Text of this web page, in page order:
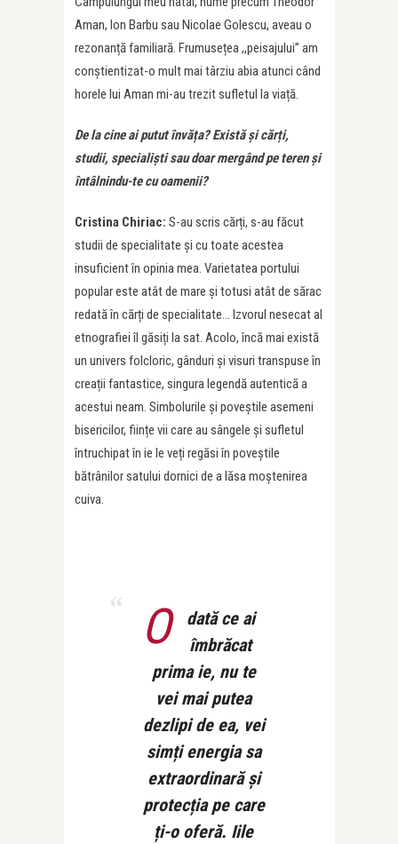
Aman, Ion Barbu sau Nicolae Golescu, aveau o
rezonanță familiară. Frumusețea ,,peisajului” am
conștientizat-o mult mai târziu abia atunci când
horele lui Aman mi-au trezit sufletul la viață.
De la cine ai putut învăța? Există și cărți,
studii, specialiști sau doar mergând pe teren și
întâlnindu-te cu oamenii?
Cristina Chiriac: S-au scris cărți, s-au făcut
studii de specialitate și cu toate acestea
insuficient în opinia mea. Varietatea portului
popular este atât de mare și totusi atât de sărac
redată în cărți de specialitate… Izvorul nesecat al
etnografiei îl găsiți la sat. Acolo, încă mai există
un univers folcloric, gânduri și visuri transpuse în
creații fantastice, singura legendă autentică a
acestui neam. Simbolurile și poveștile asemeni
bisericilor, ființe vii care au sângele și sufletul
întruchipat în ie le veți regăsi în poveștile
bătrânilor satului dornici de a lăsa moștenirea
cuiva.
O
dată ce ai
îmbrăcat
prima ie, nu te
vei mai putea
dezlipi de ea, vei
simți energia sa
extraordinară și
protecția pe care
ți-o oferă. Iile